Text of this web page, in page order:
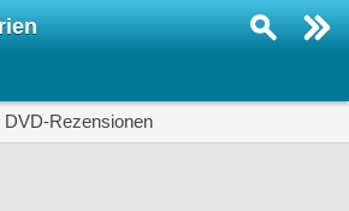
DVD-Rezensionen
SERIEN